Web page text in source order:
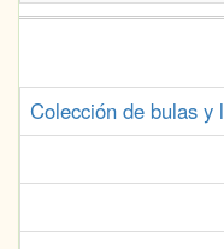
Colección de bulas